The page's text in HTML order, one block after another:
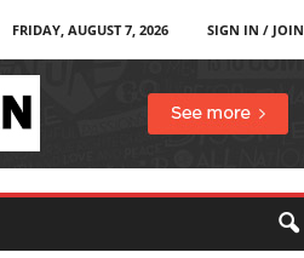
FRIDAY, AUGUST 7, 2026
SIGN IN / JOIN